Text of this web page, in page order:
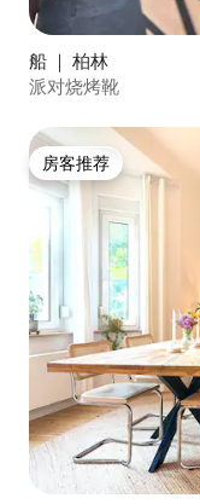
船 ｜ 柏林
派对烧烤靴
房客推荐
房客推荐